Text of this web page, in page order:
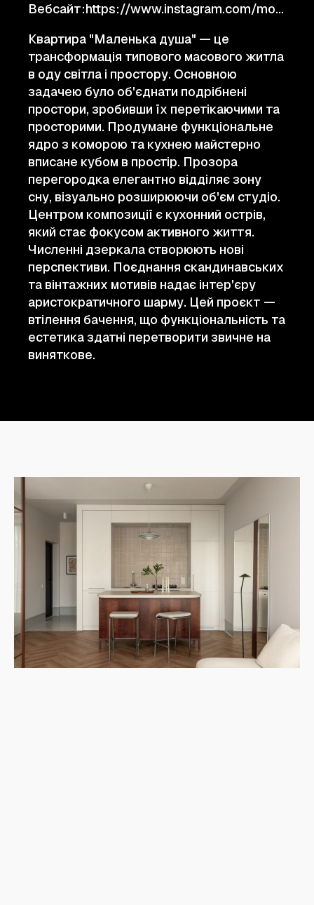
Вебсайт:
https://www.instagram.com/moc__in/
Квартира "Маленька душа" — це
трансформація типового масового житла
в оду світла і простору. Основною
задачею було об'єднати подрібнені
простори, зробивши їх перетікаючими та
просторими. Продумане функціональне
ядро з коморою та кухнею майстерно
вписане кубом в простір. Прозора
перегородка елегантно відділяє зону
сну, візуально розширюючи об'єм студіо.
Центром композиції є кухонний острів,
який стає фокусом активного життя.
Численні дзеркала створюють нові
перспективи. Поєднання скандинавських
та вінтажних мотивів надає інтер'єру
аристократичного шарму. Цей проєкт —
втілення бачення, що функціональність та
естетика здатні перетворити звичне на
виняткове.